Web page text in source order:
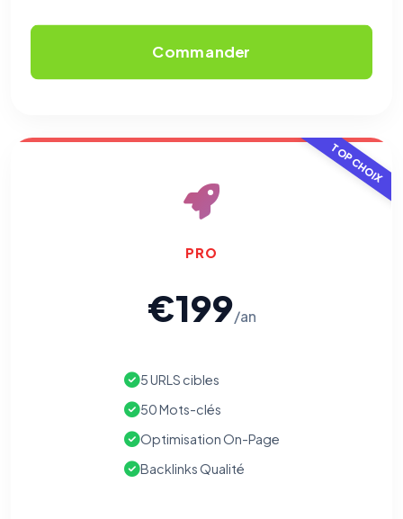
Commander
TOP CHOIX
PRO
€199/an
5 URLS cibles
50 Mots-clés
Optimisation On-Page
Backlinks Qualité